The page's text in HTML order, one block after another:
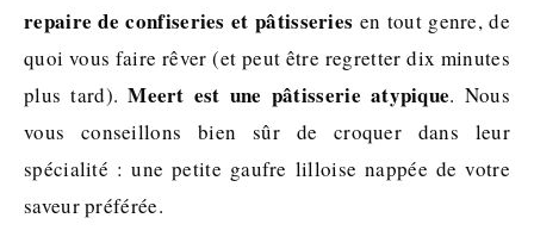
repaire de confiseries et pâtisseries en tout genre, de
quoi vous faire rêver (et peut être regretter dix minutes
plus tard).Meert est une pâtisserie atypique. Nous
vous conseillons bien sûr de croquer dans leur
spécialité : une petite gaufre lilloise nappée de votre
saveur préférée.